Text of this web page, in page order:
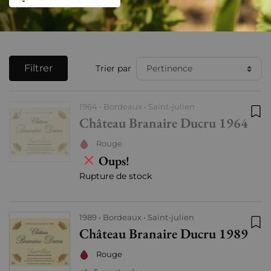
Filtrer Trier par
Rupture de
stock
1964 Bordeaux Saint-julien
Château Branaire Ducru 1964
Rouge
Oups!
Rupture de stock
1989 Bordeaux Saint-julien
Château Branaire Ducru 1989
Rouge